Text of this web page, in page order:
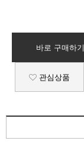
바로 구매하기
관심상품